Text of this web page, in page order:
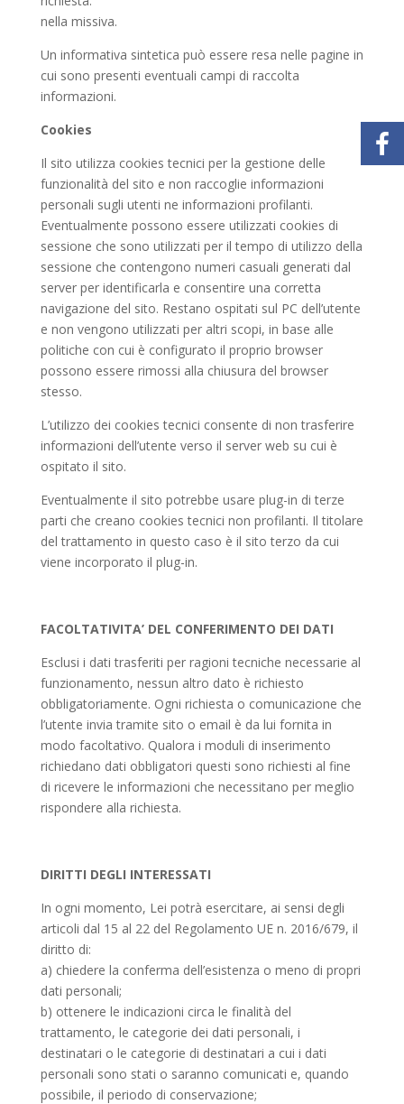
nella missiva.
Un informativa sintetica può essere resa nelle pagine in
cui sono presenti eventuali campi di raccolta
informazioni.
Cookies
Il sito utilizza cookies tecnici per la gestione delle
funzionalità del sito e non raccoglie informazioni
personali sugli utenti ne informazioni profilanti.
Eventualmente possono essere utilizzati cookies di
sessione che sono utilizzati per il tempo di utilizzo della
sessione che contengono numeri casuali generati dal
server per identificarla e consentire una corretta
navigazione del sito. Restano ospitati sul PC dell’utente
e non vengono utilizzati per altri scopi, in base alle
politiche con cui è configurato il proprio browser
possono essere rimossi alla chiusura del browser
stesso.
L’utilizzo dei cookies tecnici consente di non trasferire
informazioni dell’utente verso il server web su cui è
ospitato il sito.
Eventualmente il sito potrebbe usare plug-in di terze
parti che creano cookies tecnici non profilanti. Il titolare
del trattamento in questo caso è il sito terzo da cui
viene incorporato il plug-in.
FACOLTATIVITA’ DEL CONFERIMENTO DEI DATI
Esclusi i dati trasferiti per ragioni tecniche necessarie al
funzionamento, nessun altro dato è richiesto
obbligatoriamente. Ogni richiesta o comunicazione che
l’utente invia tramite sito o email è da lui fornita in
modo facoltativo. Qualora i moduli di inserimento
richiedano dati obbligatori questi sono richiesti al fine
di ricevere le informazioni che necessitano per meglio
rispondere alla richiesta.
DIRITTI DEGLI INTERESSATI
In ogni momento, Lei potrà esercitare, ai sensi degli
articoli dal 15 al 22 del Regolamento UE n. 2016/679, il
diritto di:
a) chiedere la conferma dell’esistenza o meno di propri
dati personali;
b) ottenere le indicazioni circa le finalità del
trattamento, le categorie dei dati personali, i
destinatari o le categorie di destinatari a cui i dati
personali sono stati o saranno comunicati e, quando
possibile, il periodo di conservazione;